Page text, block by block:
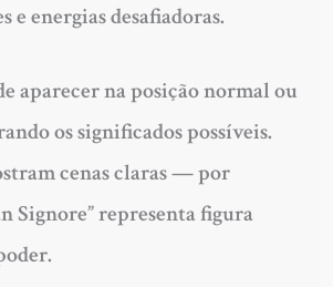
e energias desafiadoras.
aparecer na posição normal ou
os significados possíveis.
cenas claras — por
Signore” representa figura